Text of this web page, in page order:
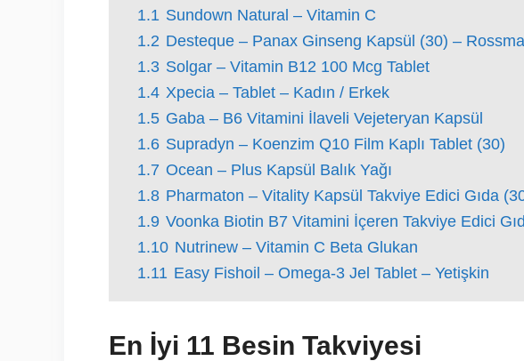
1.1 Sundown Natural – Vitamin C
1.2 Desteque – Panax Ginseng Kapsül (30) –
1.3 Solgar – Vitamin B12 100 Mcg Tablet
1.4 Xpecia – Tablet – Kadın / Erkek
1.5 Gaba – B6 Vitamini İlaveli Vejeteryan Kapsül
1.6 Supradyn – Koenzim Q10 Film Kaplı Tablet (30)
1.7 Ocean – Plus Kapsül Balık Yağı
1.8 Pharmaton – Vitality Kapsül Takviye Edici Gıda
1.9 Voonka Biotin B7 Vitamini İçeren Takviye Edici
1.10 Nutrinew – Vitamin C Beta Glukan
1.11 Easy Fishoil – Omega-3 Jel Tablet – Yetişkin
En İyi 11 Besin Takviyesi